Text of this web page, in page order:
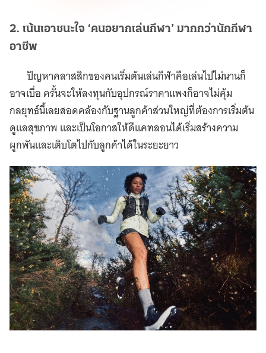
2. เน้นเอาชนะใจ ‘คนอยากเล่นกีฬา’ มากกว่านักกีฬา
อาชีพ
ปัญหาคลาสสิกของคนเริ่มต้นเล่นกีฬาคือเล่นไปไม่นานก็
อาจเบื่อ ครั้นจะให้ลงทุนกับอุปกรณ์ราคาแพงก็อาจไม่คุ้ม
กลยุทธ์นี้เลยสอดคล้องกับฐานลูกค้าส่วนใหญ่ที่ต้องการเริ่มต้น
ดูแลสุขภาพ และเป็นโอกาสให้ดีแคทลอนได้เริ่มสร้างความ
ผูกพันและเติบโตไปกับลูกค้าได้ในระยะยาว